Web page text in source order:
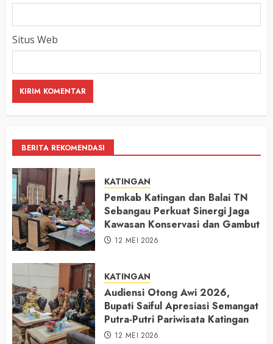
Situs Web
BERITA REKOMENDASI
KATINGAN
Pemkab Katingan dan Balai TN
Sebangau Perkuat Sinergi Jaga
Kawasan Konservasi dan Gambut
12 MEI 2026
KATINGAN
Audiensi Otong Awi 2026,
Bupati Saiful Apresiasi Semangat
Putra-Putri Pariwisata Katingan
12 MEI 2026